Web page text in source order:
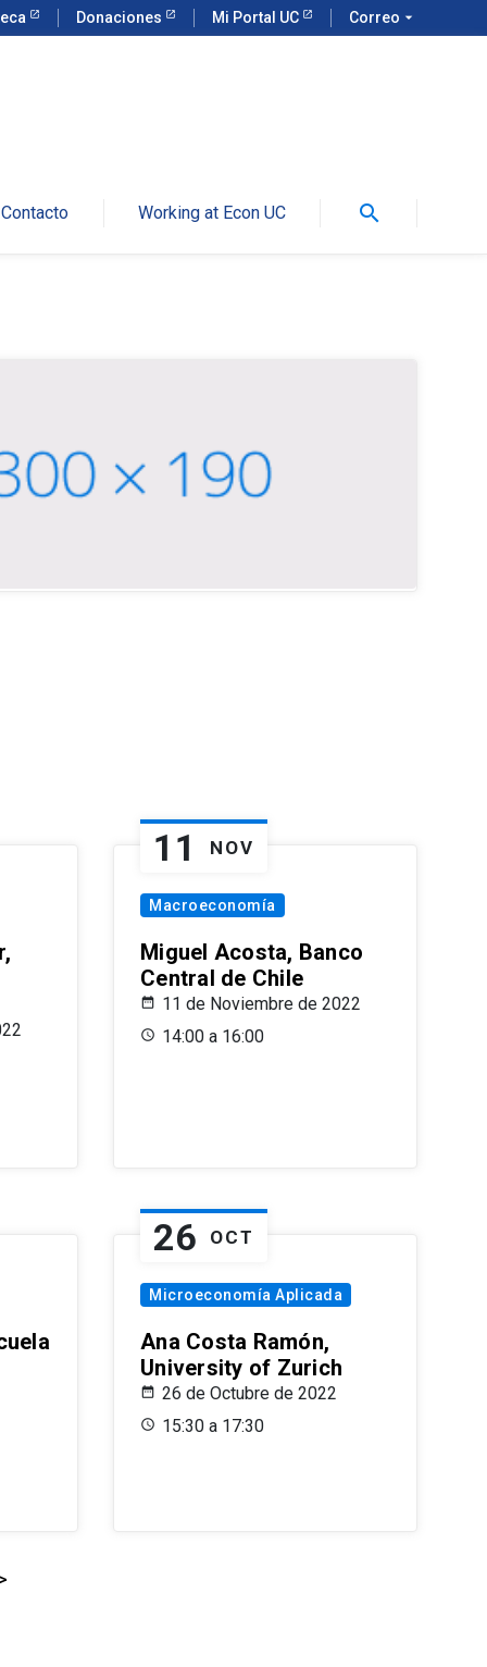
Donaciones Mi Portal UC Correo arrow_drop_down
Contacto Working at Econ UC search
11 NOV
Macroeconomía
Miguel Acosta, Banco
Central de Chile
11 de Noviembre de 2022
14:00 a 16:00
26 OCT
Microeconomía Aplicada
Ana Costa Ramón,
University of Zurich
26 de Octubre de 2022
15:30 a 17:30